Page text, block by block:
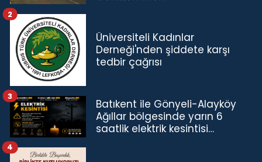
Üniversiteli Kadınlar
Derneği'nden şiddete karşı
tedbir çağrısı
2
Batıkent ile Gönyeli-Alayköy
Ağıllar bölgesinde yarın 6
saatlik elektrik kesintisi…
3
4